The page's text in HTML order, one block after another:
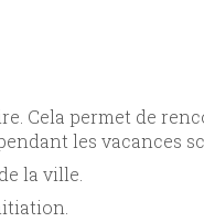
Cela permet de
les vacances
de la ville.